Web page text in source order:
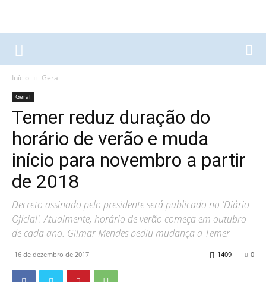
Início Geral
Geral
Temer reduz duração do
horário de verão e muda
início para novembro a partir
de 2018
Decreto assinado pelo presidente será publicado no 'Diário
Oficial'. Atualmente, horário de verão começa em outubro
de cada ano. Gilmar Mendes pediu mudança a Temer
16 de dezembro de 2017 0
1409